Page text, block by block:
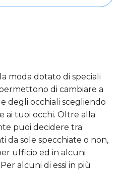
moda dotato di speciali
di cambiare a
degli occhiali scegliendo
ai tuoi occhi. Oltre alla
puoi decidere tra
da sole specchiate o non,
ufficio ed in alcuni
alcuni di essi in più